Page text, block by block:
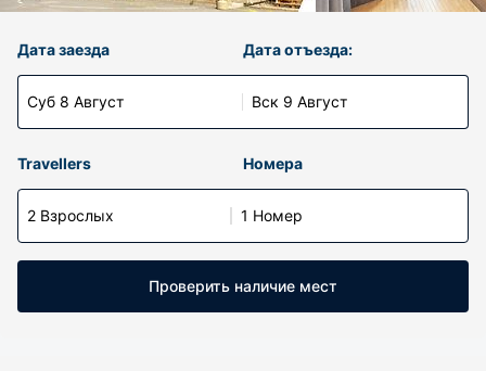
Дата заезда
Суб 8 Август
Дата отъезда:
Вск 9 Август
Travellers Номера
2 Взрослых 1 Номер
Проверить наличие мест